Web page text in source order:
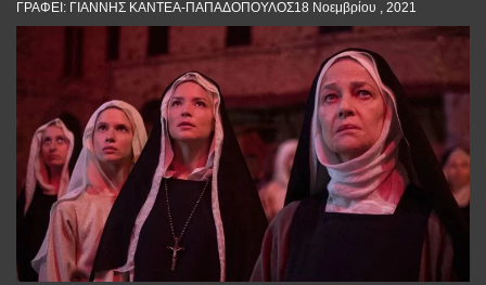
ΓΡΑΦΕΙ: ΓΙΑΝΝΗΣ ΚΑΝΤΕΑ-ΠΑΠΑΔΟΠΟΥΛΟΣ18 Νοεμβρίου , 2021